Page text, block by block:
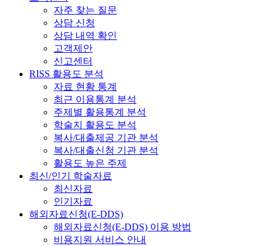
자주 찾는 질문
상담 신청
상담 내역 확인
고객제안
신고센터
RISS 활용도 분석
자료 현황 통계
최근 이용통계 분석
주제별 활용통계 분석
학술지 활용도 분석
복사/대출제공 기관 분석
복사/대출신청 기관 분석
활용도 높은 주제
최신/인기 학술자료
최신자료
인기자료
해외자료신청(E-DDS)
해외자료신청(E-DDS) 이용 방법
비용지원 서비스 안내